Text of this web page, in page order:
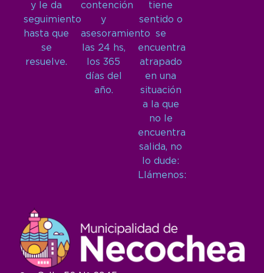
y le da
seguimiento
hasta que
se
resuelve.
contención
y
asesoramiento
las 24 hs,
los 365
días del
año.
tiene
sentido o
se
encuentra
atrapado
en una
situación
a la que
no le
encuentra
salida, no
lo dude:
Llámenos: